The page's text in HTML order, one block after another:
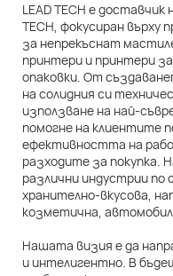
LEAD TECH е
TECH, фокусиран
за непрекъснат
принтери и принтери
опаковки. От
на солидния си
използване на най-
помогне на клиентите
ефективността на
разходите за покупка.
различни индустрии
хранително-вкусова,
козметична,
Нашата визия е да
и интелигентно. В